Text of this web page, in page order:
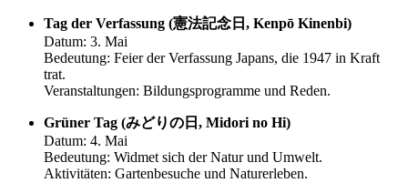
Tag der Verfassung (憲法記念日, Kenpō Kinenbi)
Datum: 3. Mai
Bedeutung: Feier der Verfassung Japans, die 1947 in Kraft
trat.
Veranstaltungen: Bildungsprogramme und Reden.
Grüner Tag (みどりの日, Midori no Hi)
Datum: 4. Mai
Bedeutung: Widmet sich der Natur und Umwelt.
Aktivitäten: Gartenbesuche und Naturerleben.